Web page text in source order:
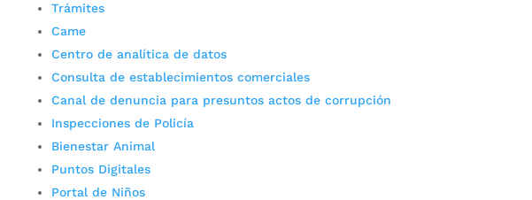
Trámites
Came
Centro de analítica de datos
Consulta de establecimientos comerciales
Canal de denuncia para presuntos actos de corrupción
Inspecciones de Policía
Bienestar Animal
Puntos Digitales
Portal de Niños